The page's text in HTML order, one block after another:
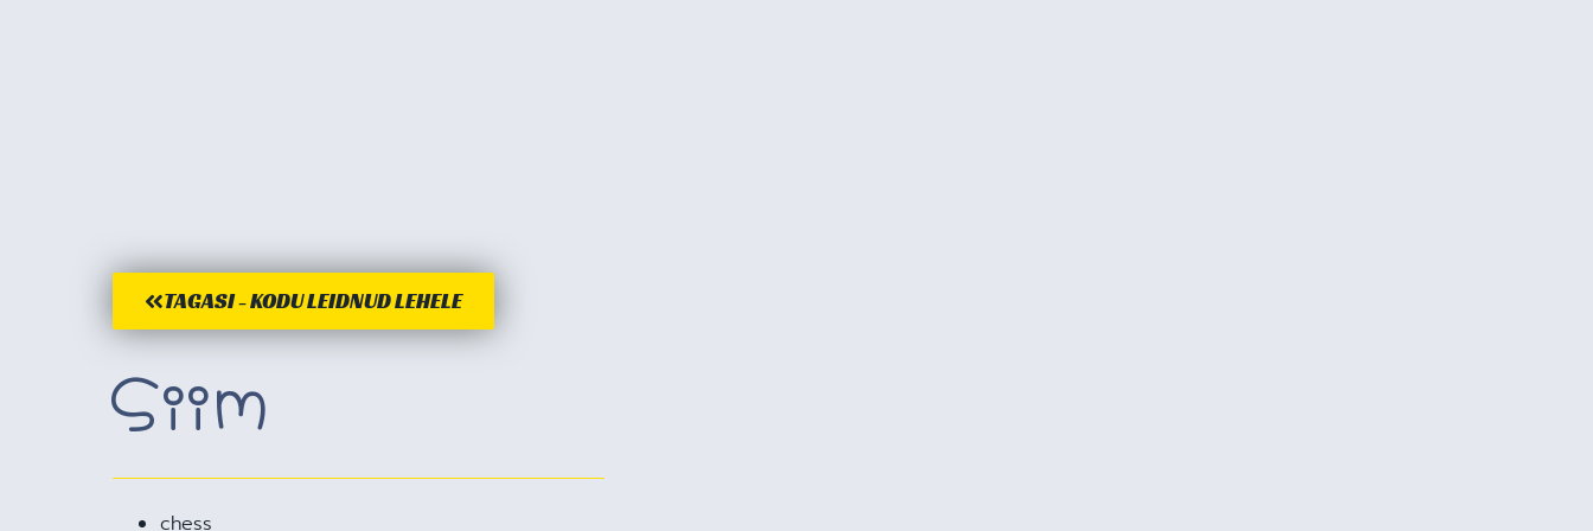
TAGASI - KODU LEIDNUD LEHELE
Siim
chess